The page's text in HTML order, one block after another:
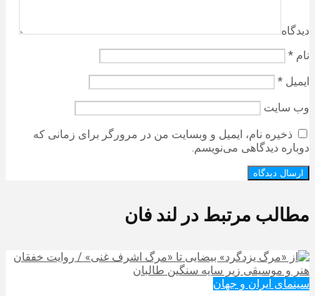
دیدگاه
نام *
ایمیل *
وب‌ سایت
ذخیره نام، ایمیل و وبسایت من در مرورگر برای زمانی که
دوباره دیدگاهی می‌نویسم.
مطالب مرتبط در لند فان
سینمای ایران و جهان